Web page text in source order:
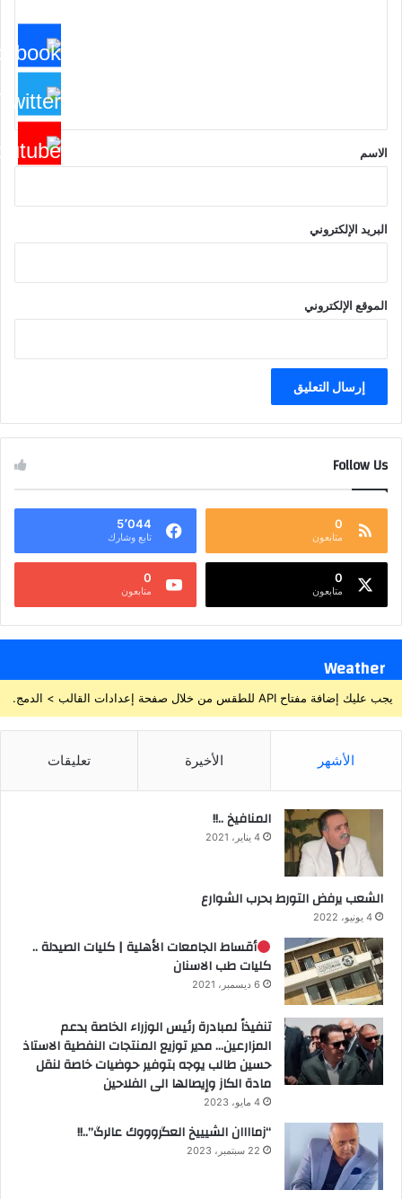
*
الاسم
البريد الإلكتروني
الموقع الإلكتروني
Follow Us
0
متابعون
5٬044
تابع وشارك
0
متابعون
0
متابعون
Weather
يجب عليك إضافة مفتاح API للطقس من خلال صفحة إعدادات القالب > الدمج.
الأشهر الأخيرة تعليقات
المنافيخ ..!!
4 يناير، 2021
الشعب يرفض التورط بحرب الشوارع
4 يونيو، 2022
أقساط الجامعات الأهلية | كليات الصيدلة ..
كليات طب الاسنان
6 ديسمبر، 2021
تنفيذاً لمبادرة رئيس الوزراء الخاصة بدعم
المزارعين… مدير توزيع المنتجات النفطية الاستاذ
حسين طالب يوجه بتوفير حوضيات خاصة لنقل
مادة الكاز وإيصالها الى الفلاحين
4 مايو، 2023
“زماااان الشيييخ العگروووك عالرگ”..!!
22 سبتمبر، 2023